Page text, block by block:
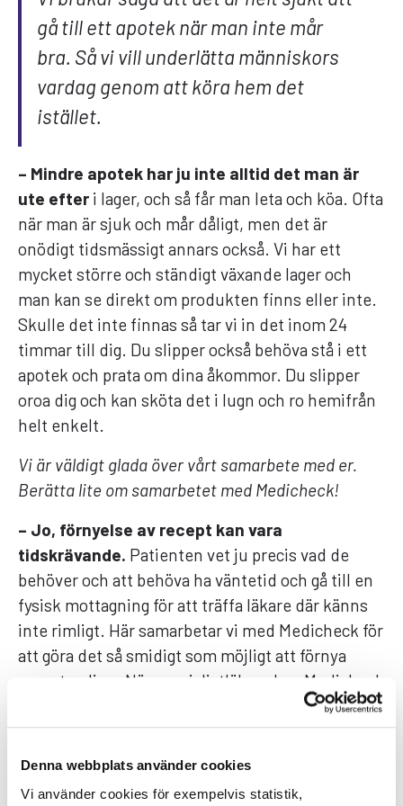
Denna webbplats använder cookies
Vi använder cookies för exempelvis statistik,
gå till ett apotek när man inte mår
bra. Så vi vill underlätta människors
vardag genom att köra hem det
istället.
– Mindre apotek har ju inte alltid det man är
ute efter i lager, och så får man leta och köa. Ofta
när man är sjuk och mår dåligt, men det är
onödigt tidsmässigt annars också. Vi har ett
mycket större och ständigt växande lager och
man kan se direkt om produkten finns eller inte.
Skulle det inte finnas så tar vi in det inom 24
timmar till dig. Du slipper också behöva stå i ett
apotek och prata om dina åkommor. Du slipper
oroa dig och kan sköta det i lugn och ro hemifrån
helt enkelt.
Vi är väldigt glada över vårt samarbete med er.
Berätta lite om samarbetet med Medicheck!
– Jo, förnyelse av recept kan vara
tidskrävande. Patienten vet ju precis vad de
behöver och att behöva ha väntetid och gå till en
fysisk mottagning för att träffa läkare där känns
inte rimligt. Här samarbetar vi med Medicheck för
att göra det så smidigt som möjligt att förnya
recept online. När specialistläkare hos Medicheck
skriver ut ett recept så får patienten ett
meddelande med en länk till MEDS där de snabbt
kan välja hur och när de vill ha sina läkemedel